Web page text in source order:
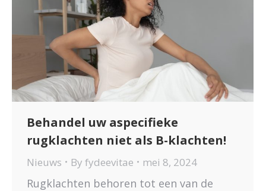
Behandel uw aspecifieke
rugklachten niet als B-klachten!
Nieuws By fydeevitae mei 8, 2024
Rugklachten behoren tot een van de